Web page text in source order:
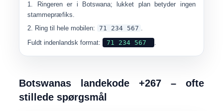
Ringeren er i Botswana; lukket plan betyder ingen
stammepræfiks.
Ring til hele mobilen:
71 234 567 .
Fuldt indenlandsk format:
71 234 567 .
Botswanas landekode +267 – ofte
stillede spørgsmål